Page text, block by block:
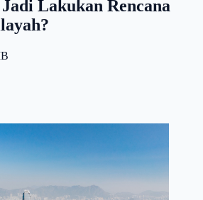
Lakukan Rencana